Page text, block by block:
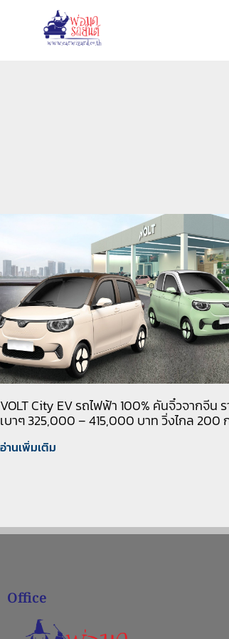
VOLT City EV รถไฟฟ้า 100% คันจิ๋วจากจีน
เบาๆ 325,000 – 415,000 บาท วิ่งไกล 200
อ่านเพิ่มเติม
Office